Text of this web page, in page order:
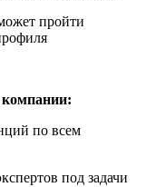
пройти
по всем
под задачи